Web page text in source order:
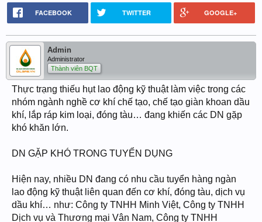
FACEBOOK TWITTER GOOGLE+
Admin
Administrator
Thành viên BQT
Thực trạng thiếu hụt lao động kỹ thuật làm việc trong các
nhóm ngành nghề cơ khí chế tạo, chế tạo giàn khoan dầu
khí, lắp ráp kim loại, đóng tàu… đang khiến các DN gặp
khó khăn lớn.
DN GẶP KHÓ TRONG TUYỂN DỤNG
Hiện nay, nhiều DN đang có nhu cầu tuyển hàng ngàn
lao động kỹ thuật liên quan đến cơ khí, đóng tàu, dịch vụ
dầu khí… như: Công ty TNHH Minh Việt, Công ty TNHH
Dịch vụ và Thương mại Vân Nam, Công ty TNHH